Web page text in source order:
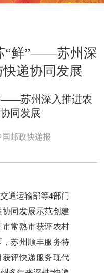
“鲜”——苏州深
递协同发展
苏州深入推进农
同发展
国邮政快递报
通运输部等4部门
同发展示范创建
常熟市获评农村
苏州顺丰服务特
评快递服务现代